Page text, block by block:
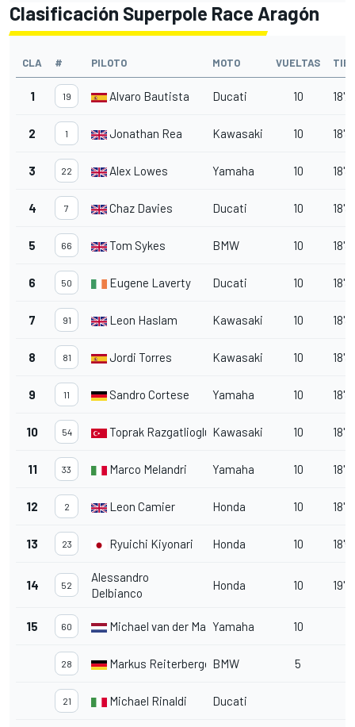
Clasificación Superpole Race Aragón
CLA # PILOTO MOTO VUELTAS
1 19 Alvaro Bautista Ducati 10
2 1 Jonathan Rea Kawasaki 10
3 22 Alex Lowes Yamaha 10
4 7 Chaz Davies Ducati 10
5 66 Tom Sykes BMW 10
6 50 Eugene Laverty Ducati 10
7 91 Leon Haslam Kawasaki 10
8 81 Jordi Torres Kawasaki 10
9 11 Sandro Cortese Yamaha 10
10 54 Toprak Razgatlioglu Kawasaki 10
11 33 Marco Melandri Yamaha 10
12 2 Leon Camier Honda 10
13 23 Ryuichi Kiyonari Honda 10
14 52
Alessandro
Delbianco
Honda 10
15 60 Michael van der MarkYamaha 10
28 Markus ReiterbergerBMW 5
21 Michael Rinaldi Ducati